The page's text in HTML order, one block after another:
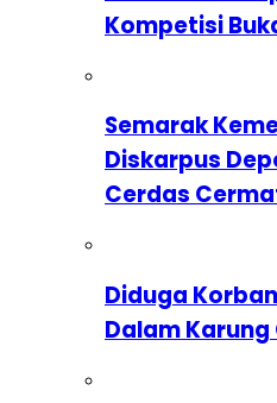
Kompetisi
Semarak
Diskarpus
Cerdas
Diduga
Dalam